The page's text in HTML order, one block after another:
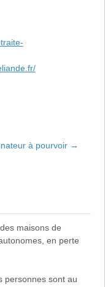
à pourvoir →
maisons de
en perte
personnes sont au